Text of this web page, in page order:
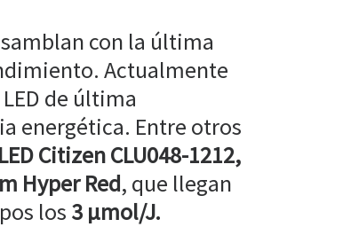
con la última
Actualmente
de última
energética. Entre otros
LED Citizen CLU048-1212,
Hyper Red, que llegan
los 3 µmol/J.